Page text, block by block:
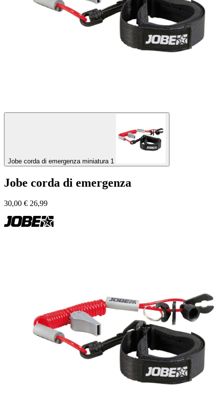
Jobe corda di emergenza miniatura 1
Jobe corda di emergenza
30,00 € 26,99